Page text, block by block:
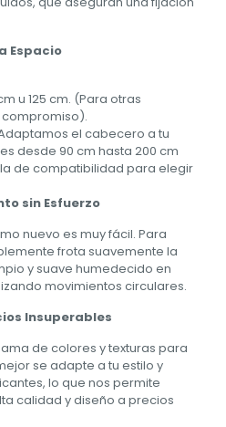
Espacio
u 125 cm. (Para otras
el cabecero a tu
desde 90 cm hasta 200 cm
de compatibilidad para elegir
sin Esfuerzo
nuevo es muy fácil. Para
frota suavemente la
y suave humedecido en
movimientos circulares.
Insuperables
de colores y texturas para
se adapte a tu estilo y
lo que nos permite
calidad y diseño a precios